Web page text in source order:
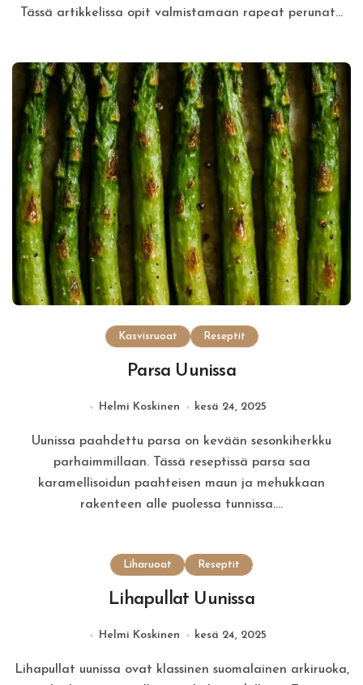
Tässä artikkelissa opit valmistamaan rapeat perunat…
Kasvisruoat Reseptit
Parsa Uunissa
Helmi Koskinen kesä 24, 2025
Uunissa paahdettu parsa on kevään sesonkiherkku
parhaimmillaan. Tässä reseptissä parsa saa
karamellisoidun paahteisen maun ja mehukkaan
rakenteen alle puolessa tunnissa.…
Liharuoat Reseptit
Lihapullat Uunissa
Helmi Koskinen kesä 24, 2025
Lihapullat uunissa ovat klassinen suomalainen arkiruoka,